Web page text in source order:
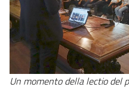
Un momento della lectio del